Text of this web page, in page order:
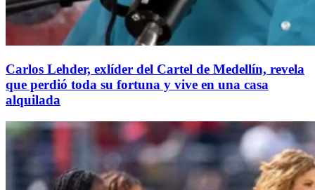
Carlos Lehder, exlíder del Cartel de Medellín, revela
que perdió toda su fortuna y vive en una casa
alquilada